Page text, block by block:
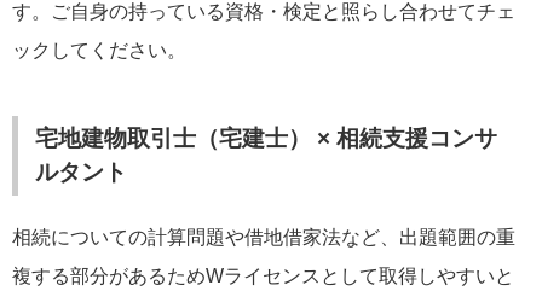
す。ご自身の持っている資格・検定と照らし合わせてチェ
ックしてください。
宅地建物取引士（宅建士） × 相続支援コンサ
ルタント
相続についての計算問題や借地借家法など、出題範囲の重
複する部分があるためWライセンスとして取得しやすいと